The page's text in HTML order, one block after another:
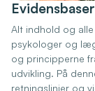
Alt indhold og
psykologer og
og principperne
udvikling. På
retningslinjer og